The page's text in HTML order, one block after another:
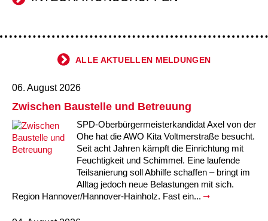
“Mäuseburg” / Familienzentrum
Kindertagesstätte König-Ludwig-Straße
Kindertagesstätte Langes Feld “Deisterspatzen”
Familienzentrum
Kindertagesstätte Petermannstraße /
Familienzentrum
Kindertagesstätte Pfarrlandplatz
Kindertagesstätte Ibykusweg / Familienzentrum
Kindertagesstätte Johannes-Lau-Hof
Familienzentrum
Kindertagesstätte Klaus-Müller-Kilian-Weg /
“Mäuseburg” / Familienzentrum
Kindertagesstätte König-Ludwig-Straße
ALLE AKTUELLEN MELDUNGEN
06. August 2026
Zwischen Baustelle und Betreuung
SPD-Oberbürgermeisterkandidat Axel von der
Ohe hat die AWO Kita Voltmerstraße besucht.
Seit acht Jahren kämpft die Einrichtung mit
Feuchtigkeit und Schimmel. Eine laufende
Teilsanierung soll Abhilfe schaffen – bringt im
Alltag jedoch neue Belastungen mit sich.
Region Hannover/Hannover-Hainholz. Fast ein...